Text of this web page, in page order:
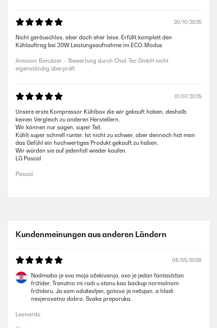
30/10/2025
Nicht geräuschlos, aber doch eher leise. Erfüllt komplett den
Kühlauftrag bei 20W Leistungsaufnahme im ECO-Modus
Amazon Benutzer – Bewertung durch Chal-Tec GmbH nicht
eigenständig überprüft
01/07/2025
Unsere erste Kompressor Kühlbox die wir gekauft haben, deshalb
keinen Vergleich zu anderen Herstellern.
Wir können nur sagen, super Teil.
Kühlt super schnell runter. Ist nicht zu schwer, aber dennoch hat man
das Gefühl ein hochwertiges Produkt gekauft zu haben.
Wir würden sie auf jedenfall wieder kaufen.
LG Pascal
Pascal
Kundenmeinungen aus anderen Ländern
08/05/2026
Nadmašio je sva moja očekivanja, ovo je jedan fantastičan
frižider. Trenutno mi radi u stanu kao backup normalnom
frižideru. Ja sam oduševljen, gotovo je nečujan, a hladi
nevjerovatno dobro. Svaka preporuka.
Leonardo